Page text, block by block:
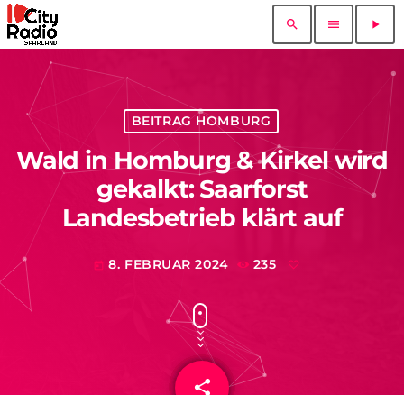
search menu play_arrow
BEITRAG HOMBURG
Wald in Homburg & Kirkel wird
gekalkt: Saarforst
Landesbetrieb klärt auf
today 8. FEBRUAR 2024 235
share
email